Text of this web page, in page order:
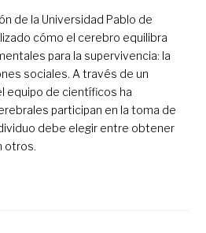
de la Universidad Pablo de
cómo el cerebro equilibra
para la supervivencia: la
sociales. A través de un
equipo de científicos ha
participan en la toma de
debe elegir entre obtener
otros.